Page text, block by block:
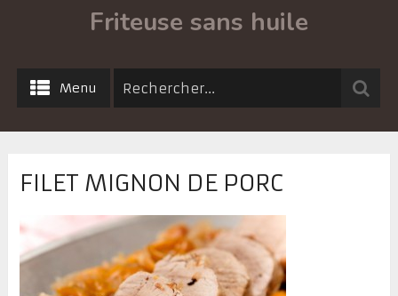
Friteuse sans huile
Menu
FILET MIGNON DE PORC